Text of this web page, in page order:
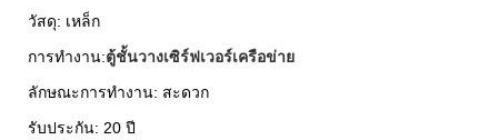
วัสดุ: เหล็ก
การทำงาน:ตู้ชั้นวางเซิร์ฟเวอร์เครือข่าย
ลักษณะการทำงาน: สะดวก
รับประกัน: 20 ปี